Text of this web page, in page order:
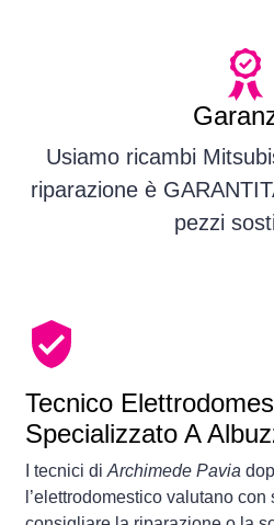
Usiamo ricambi
riparazione è
pezzi
Tecnico
Specializzato A
I tecnici di Archimede Pavia
l’elettrodomestico valutano